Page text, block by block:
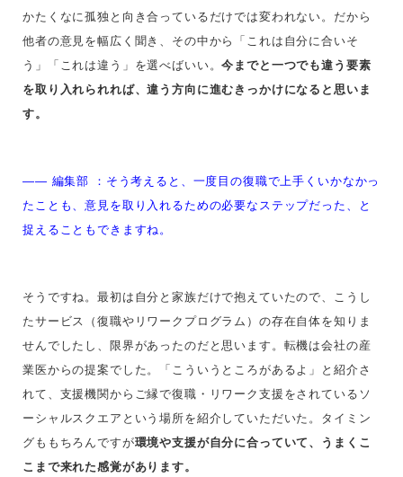
かたくなに孤独と向き合っているだけでは変われない。だから
他者の意見を幅広く聞き、その中から「これは自分に合いそ
う」「これは違う」を選べばいい。今までと一つでも違う要素
を取り入れられれば、違う方向に進むきっかけになると思いま
す。
—— 編集部 ：そう考えると、一度目の復職で上手くいかなかっ
たことも、意見を取り入れるための必要なステップだった、と
捉えることもできますね。
そうですね。最初は自分と家族だけで抱えていたので、こうし
たサービス（復職やリワークプログラム）の存在自体を知りま
せんでしたし、限界があったのだと思います。転機は会社の産
業医からの提案でした。「こういうところがあるよ」と紹介さ
れて、支援機関からご縁で復職・リワーク支援をされているソ
ーシャルスクエアという場所を紹介していただいた。タイミン
グももちろんですが環境や支援が自分に合っていて、うまくこ
こまで来れた感覚があります。